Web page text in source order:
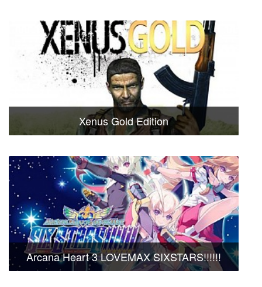
Xenus Gold Edition
Arcana Heart 3 LOVEMAX SIXSTARS!!!!!!